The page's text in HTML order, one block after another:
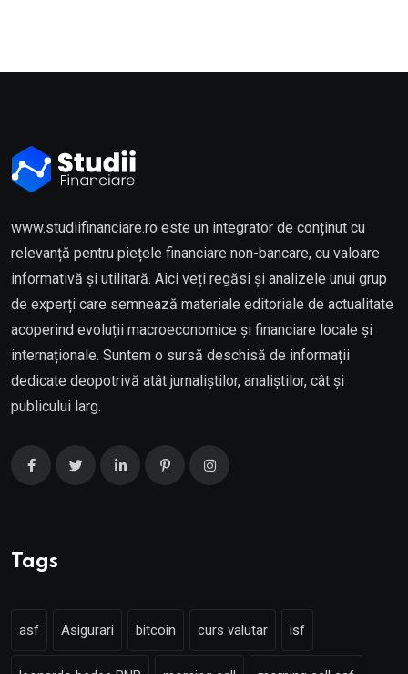
www.studiifinanciare.ro este un integrator de conținut cu
relevanță pentru piețele financiare non-bancare, cu valoare
informativă și utilitară. Aici veți regăsi și analizele unui grup
de experți care semnează materiale editoriale de actualitate
acoperind evoluții macroeconomice și financiare locale și
internaționale. Suntem o sursă deschisă de informații
dedicate deopotrivă atât jurnaliștilor, analiștilor, cât și
publicului larg.
Tags
asf Asigurari bitcoin curs valutar isf